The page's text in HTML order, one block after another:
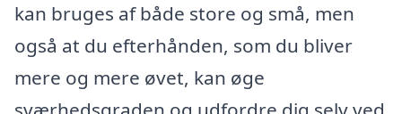
kan bruges af både store og små, men
også at du efterhånden, som du bliver
mere og mere øvet, kan øge